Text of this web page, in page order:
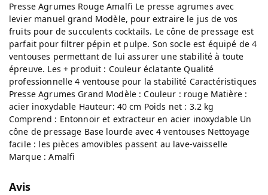
Presse Agrumes Rouge Amalfi Le presse agrumes avec
levier manuel grand Modèle, pour extraire le jus de vos
fruits pour de succulents cocktails. Le cône de pressage est
parfait pour filtrer pépin et pulpe. Son socle est équipé de 4
ventouses permettant de lui assurer une stabilité à toute
épreuve. Les + produit : Couleur éclatante Qualité
professionnelle 4 ventouse pour la stabilité Caractéristiques
Presse Agrumes Grand Modèle : Couleur : rouge Matière :
acier inoxydable Hauteur: 40 cm Poids net : 3.2 kg
Comprend : Entonnoir et extracteur en acier inoxydable Un
cône de pressage Base lourde avec 4 ventouses Nettoyage
facile : les pièces amovibles passent au lave-vaisselle
Marque : Amalfi
Avis